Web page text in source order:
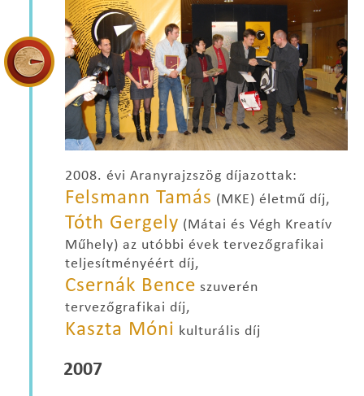
2008. évi Aranyrajzszög díjazottak:
Felsmann Tamás (MKE) életmű díj,
Tóth Gergely (Mátai és Végh Kreatív
Műhely) az utóbbi évek tervezőgrafikai
teljesítményéért díj,
Csernák Bence szuverén
tervezőgrafikai díj,
Kaszta Móni kulturális díj
2007